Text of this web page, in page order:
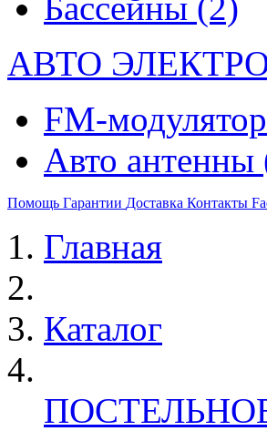
АВТО
FM-
Авто антенны
Помощь Гарантии Доставка Контакты
Главная
Каталог